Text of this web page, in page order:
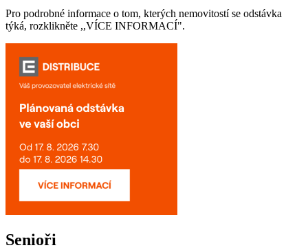
Pro podrobné informace o tom, kterých nemovitostí se odstávka
týká, rozklikněte ,,VÍCE INFORMACÍ".
Senioři